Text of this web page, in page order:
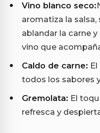
Vino blanco seco:
aromatiza la
ablandar la carne
vino que
Caldo de carne:
todos los sabores
Gremolata: El
refresca y